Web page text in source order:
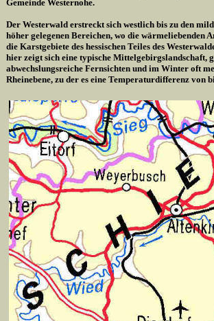
Gemeinde Westernohe.
Der Westerwald erstreckt sich westlich bis zu den
höher gelegenen Bereichen, wo die wärmeliebenden
die Karstgebiete des hessischen Teiles des
hier zeigt sich eine typische Mittelgebirgslandschaft,
abwechslungsreiche Fernsichten und im Winter oft
Rheinebene, zu der es eine Temperaturdifferenz von